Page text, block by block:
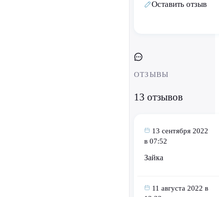
Оставить отзыв
ОТЗЫВЫ
13 отзывов
13 сентября 2022
в 07:52
Зайка
11 августа 2022 в